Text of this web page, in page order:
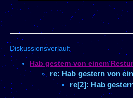
Diskussionsverlauf:
Hab gestern von einem
re: Hab gestern von
re[2]: Hab